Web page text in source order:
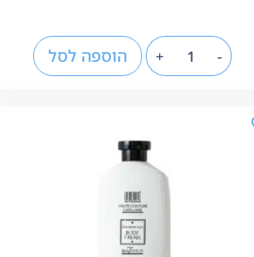
-
+ הוספה לסל